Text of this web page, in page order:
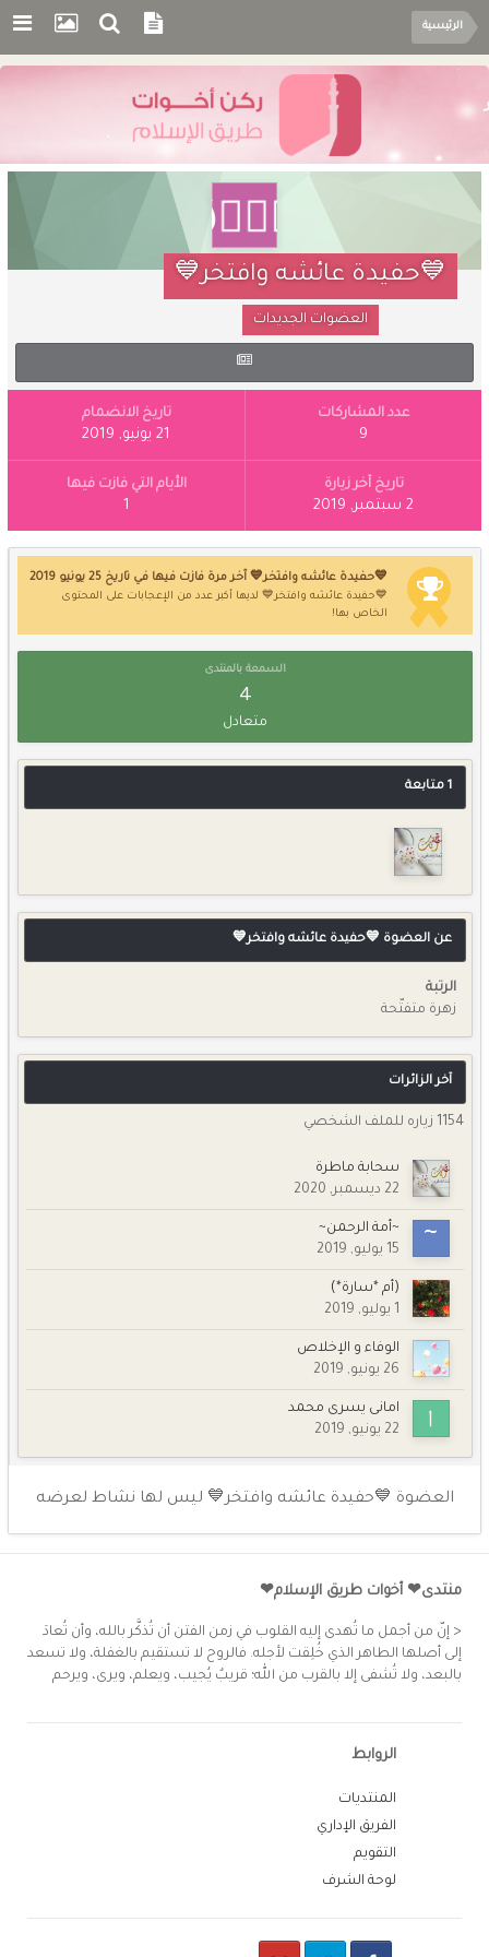
الرئيسية
💙حفيدة عائشه وافتخر💙
العضوات الجديدات
عدد المشاركات
9
تاريخ الانضمام
21 يونيو, 2019
تاريخ آخر زيارة
2 سبتمبر, 2019
الأيام التي فازت فيها
1
💙حفيدة عائشه وافتخر💙 آخر مرة فازت فيها في تاريخ 25 يونيو 2019
💙حفيدة عائشه وافتخر💙 لديها أكبر عدد من الإعجابات على المحتوى
الخاص بها!
السمعة بالمنتدى
4
متعادل
1 متابعة
عن العضوة 💙حفيدة عائشه وافتخر💙
الرتبة
زهرة متفتّحة
آخر الزائرات
1154 زياره للملف الشخصي
سحابة ماطرة
22 ديسمبر, 2020
~أمة الرحمن~
15 يوليو, 2019
(أم *سارة*)
1 يوليو, 2019
الوفاء و الإخلاص
26 يونيو, 2019
امانى يسرى محمد
22 يونيو, 2019
العضوة 💙حفيدة عائشه وافتخر💙 ليس لها نشاط لعرضه
منتدى❤ أخوات طريق الإسلام❤
< إنّ من أجمل ما تُهدى إليه القلوب في زمن الفتن أن تُذكَّر بالله، وأن تُعادَ
إلى أصلها الطاهر الذي خُلِقت لأجله. فالروح لا تستقيم بالغفلة، ولا تسعد
بالبعد، ولا تُشفى إلا بالقرب من الله؛ قريبٌ يُجيب، ويعلم، ويرى، ويرحم
الروابط
المنتديات
الفريق الإداري
التقويم
لوحة الشرف